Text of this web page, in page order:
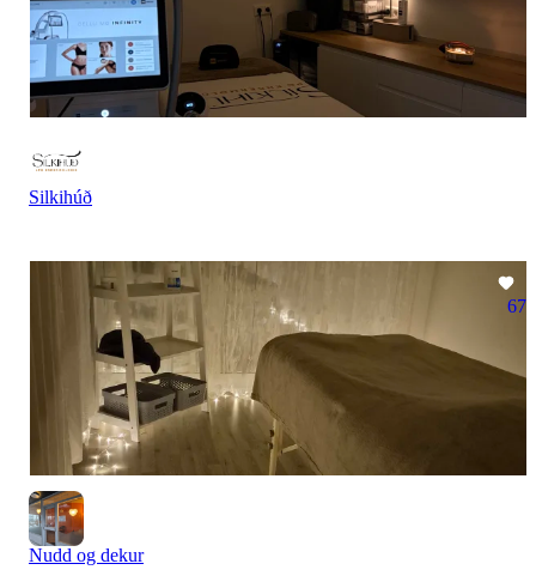
Silkihúð
67
Nudd og dekur